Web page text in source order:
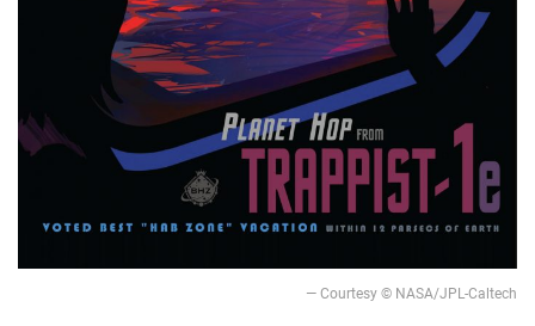
— Courtesy © NASA/JPL-Caltech